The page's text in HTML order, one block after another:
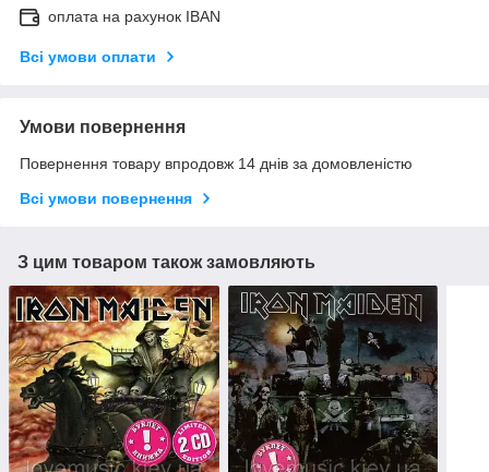
оплата на рахунок IBAN
Всі умови оплати
Умови повернення
Повернення товару впродовж 14 днів за домовленістю
Всі умови повернення
З цим товаром також замовляють